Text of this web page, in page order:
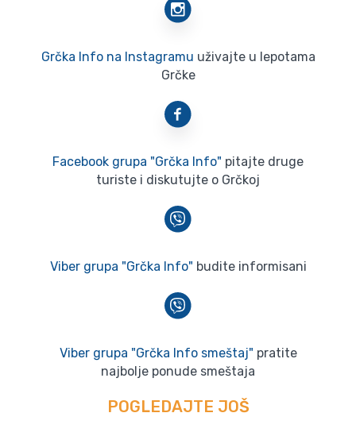
Grčka Info na Instagramu uživajte u lepotama
Grčke
Facebook grupa "Grčka Info" pitajte druge
turiste i diskutujte o Grčkoj
Viber grupa "Grčka Info" budite informisani
Viber grupa "Grčka Info smeštaj" pratite
najbolje ponude smeštaja
POGLEDAJTE JOŠ